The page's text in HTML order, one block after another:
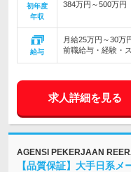
初年度
年収
384万円～500万円
給与
月給25万円～30万
前職給与・経験・
求人詳細を見る
AGENSI PEKERJAAN
【品質保証】大手日系メ